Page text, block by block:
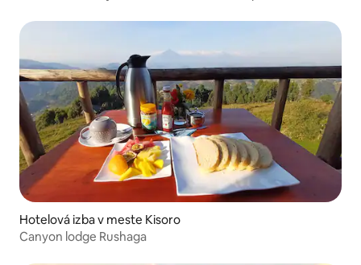
Hotelová izba v meste Kisoro
Canyon lodge Rushaga